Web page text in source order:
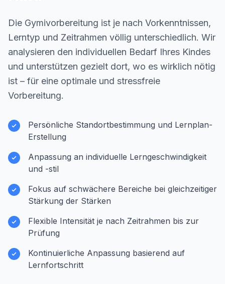
Die Gymivorbereitung ist je nach Vorkenntnissen,
Lerntyp und Zeitrahmen völlig unterschiedlich. Wir
analysieren den individuellen Bedarf Ihres Kindes
und unterstützen gezielt dort, wo es wirklich nötig
ist – für eine optimale und stressfreie
Vorbereitung.
Persönliche Standortbestimmung und Lernplan-
Erstellung
Anpassung an individuelle Lerngeschwindigkeit
und -stil
Fokus auf schwächere Bereiche bei gleichzeitiger
Stärkung der Stärken
Flexible Intensität je nach Zeitrahmen bis zur
Prüfung
Kontinuierliche Anpassung basierend auf
Lernfortschritt